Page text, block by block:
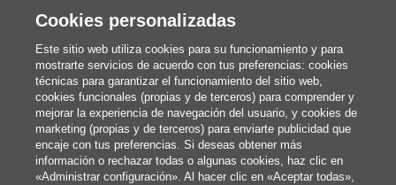
Las guías del sector coinciden en que el A5 suele
ser el formato más versátil, mientras que A6, A4 y
DL resultan más adecuados en contextos
específicos.
👉 Regla rápida:
Cookies personalizadas
Este sitio web utiliza cookies para su funcionamiento y para
mostrarte servicios de acuerdo con tus preferencias: cookies
técnicas para garantizar el funcionamiento del sitio web,
cookies funcionales (propias y de terceros) para comprender y
mejorar la experiencia de navegación del usuario, y cookies de
marketing (propias y de terceros) para enviarte publicidad que
encaje con tus preferencias. Si deseas obtener más
información o rechazar todas o algunas cookies, haz clic en
«Administrar configuración». Al hacer clic en «Aceptar todas»,